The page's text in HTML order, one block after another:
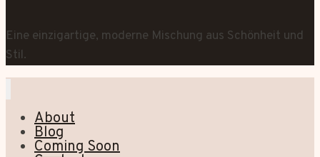
Eine einzigartige, moderne Mischung aus Schönheit und
Stil.
About
Blog
Coming Soon